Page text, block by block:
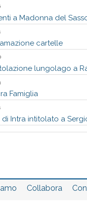
a Madonna del
cartelle
lungolago a
Famiglia
Intra intitolato a
Collabora